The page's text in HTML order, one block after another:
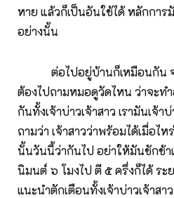
หาย แล้วก็เป็นอันใช้ได้ หลักการ
อย่างนั้น
ต่อไปอยู่บ้านก็เหมือนกัน จะท
ต้องไปถามหมอดูวัดไหน ว่าจะท
กันทั้งเจ้าบ่าวเจ้าสาว เรามันเจ้
ถามว่า เจ้าสาวว่าพร้อมได้เมื่อไ
นั้นวันนี้ว่ากันไป อย่าให้มันชักช้า
นิมนต์ ๖ โมงไป ตี ๕ ครึ่งก็ได้ ระ
แนะนำตักเตือนทั้งเจ้าบ่าวเจ้าส